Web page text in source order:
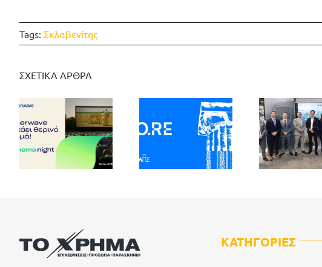
Tags: Σκλαβενίτης
ΣΧΕΤΙΚΑ ΑΡΘΡΑ
ΚΑΤΗΓΟΡΙΕΣ